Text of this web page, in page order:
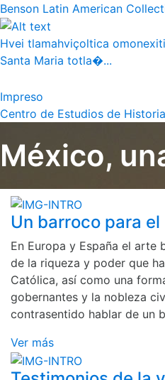
Benson Latin American
Hvei tlamahviçoltica
Santa Maria totla�...
Impreso
Centro de Estudios de
México,
Un barroco para
En Europa y España el arte
de la riqueza y poder que
Católica, así como una
gobernantes y la nobleza
contrasentido hablar de un
Ver más